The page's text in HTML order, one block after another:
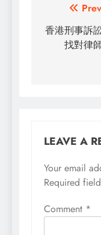
Post
香港刑事訴
找對律
LEAVE A
Your email
Required
Comment *